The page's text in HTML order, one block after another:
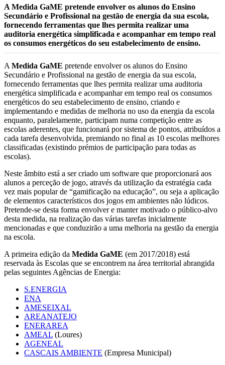
A Medida GaME pretende envolver os alunos do Ensino
Secundário e Profissional na gestão de energia da sua escola,
fornecendo ferramentas que lhes permita realizar uma
auditoria energética simplificada e acompanhar em tempo real
os consumos energéticos do seu estabelecimento de ensino.
A Medida GaME pretende envolver os alunos do Ensino
Secundário e Profissional na gestão de energia da sua escola,
fornecendo ferramentas que lhes permita realizar uma auditoria
energética simplificada e acompanhar em tempo real os consumos
energéticos do seu estabelecimento de ensino, criando e
implementando e medidas de melhoria no uso da energia da escola
enquanto, paralelamente, participam numa competição entre as
escolas aderentes, que funcionará por sistema de pontos, atribuídos a
cada tarefa desenvolvida, premiando no final as 10 escolas melhores
classificadas (existindo prémios de participação para todas as
escolas).
Neste âmbito está a ser criado um software que proporcionará aos
alunos a perceção de jogo, através da utilização da estratégia cada
vez mais popular de “gamificação na educação”, ou seja a aplicação
de elementos característicos dos jogos em ambientes não lúdicos.
Pretende-se desta forma envolver e manter motivado o público-alvo
desta medida, na realização das várias tarefas inicialmente
mencionadas e que conduzirão a uma melhoria na gestão da energia
na escola.
A primeira edição da Medida GaME (em 2017/2018) está
reservada às Escolas que se encontrem na área territorial abrangida
pelas seguintes Agências de Energia:
S.ENERGIA
ENA
AMESEIXAL
AREANATEJO
ENERAREA
AMEAL (Loures)
AGENEAL
CASCAIS AMBIENTE (Empresa Municipal)